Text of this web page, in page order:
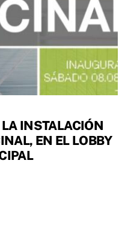
INSTALACIÓN
EN EL LOBBY